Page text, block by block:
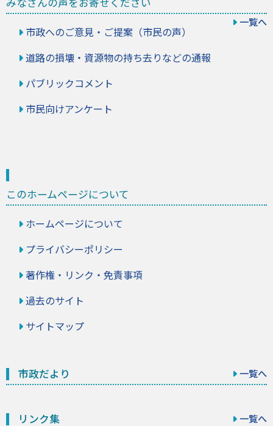
みなさんの声をお寄せください
一覧へ
市政へのご意見・ご提案（市民の声）
道路の損壊・資源物の持ち去りなどの通報
パブリックコメント
市民向けアンケート
このホームページについて
ホームページについて
プライバシーポリシー
著作権・リンク・免責事項
過去のサイト
サイトマップ
市政だより 一覧へ
リンク集 一覧へ